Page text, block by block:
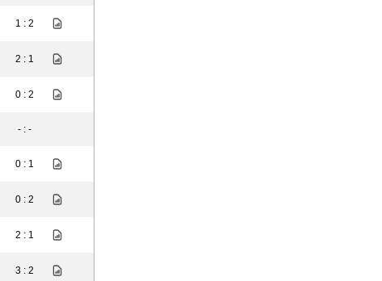
1 : 2
2 : 1
0 : 2
- : -
0 : 1
0 : 2
2 : 1
3 : 2